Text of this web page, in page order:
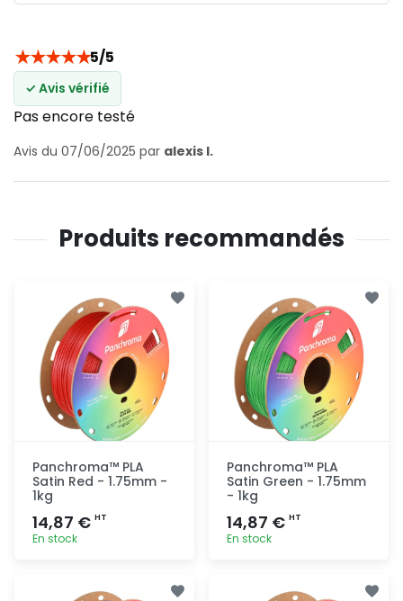
★★★★★5/5
✓ Avis vérifié
Pas encore testé
Avis du 07/06/2025 par alexis l.
Produits recommandés
Panchroma™ PLA
Satin Red - 1.75mm -
1kg
14,87 € HT
En stock
rapide
Panchroma™ PLA
Satin Green - 1.75mm
- 1kg
14,87 € HT
En stock
rapide